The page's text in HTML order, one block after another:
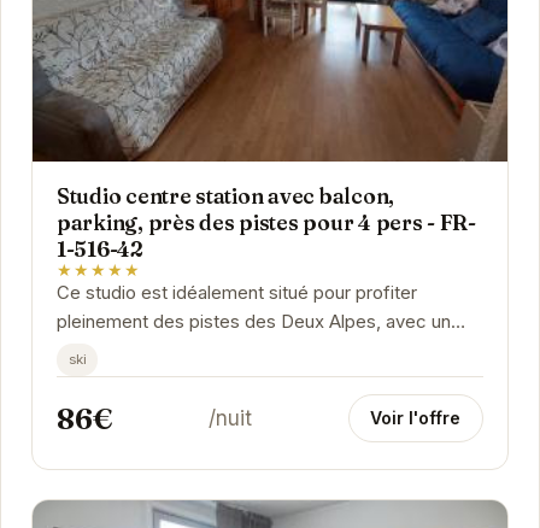
Studio centre station avec balcon,
parking, près des pistes pour 4 pers - FR-
1-516-42
★★★★★
Ce studio est idéalement situé pour profiter
pleinement des pistes des Deux Alpes, avec un
accès facile aux remontées mécaniques. Le
balcon...
ski
86€ /nuit Voir l'offre